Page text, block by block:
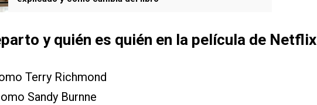
y quién es quién en la película de Netflix
Terry Richmond
Sandy Burnne